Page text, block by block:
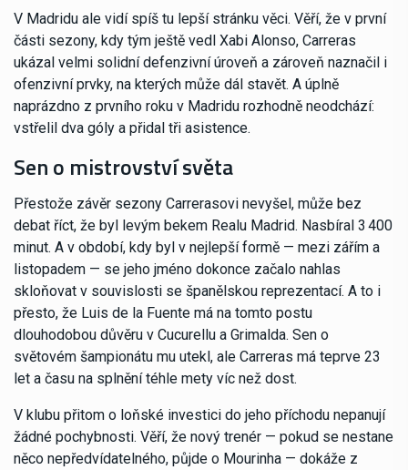
V Madridu ale vidí spíš tu lepší stránku věci. Věří, že v první
části sezony, kdy tým ještě vedl Xabi Alonso, Carreras
ukázal velmi solidní defenzivní úroveň a zároveň naznačil i
ofenzivní prvky, na kterých může dál stavět. A úplně
naprázdno z prvního roku v Madridu rozhodně neodchází:
vstřelil dva góly a přidal tři asistence.
Sen o mistrovství světa
Přestože závěr sezony Carrerasovi nevyšel, může bez
debat říct, že byl levým bekem Realu Madrid. Nasbíral 3 400
minut. A v období, kdy byl v nejlepší formě — mezi zářím a
listopadem — se jeho jméno dokonce začalo nahlas
skloňovat v souvislosti se španělskou reprezentací. A to i
přesto, že Luis de la Fuente má na tomto postu
dlouhodobou důvěru v Cucurellu a Grimalda. Sen o
světovém šampionátu mu utekl, ale Carreras má teprve 23
let a času na splnění téhle mety víc než dost.
V klubu přitom o loňské investici do jeho příchodu nepanují
žádné pochybnosti. Věří, že nový trenér — pokud se nestane
něco nepředvídatelného, půjde o Mourinha — dokáže z